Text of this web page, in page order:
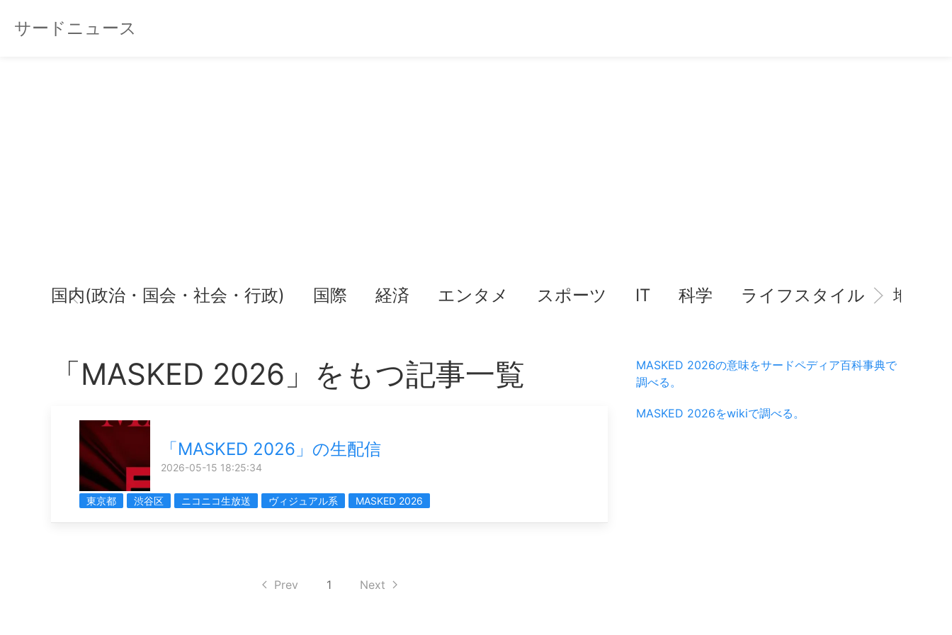
サードニュース
国内(政治・国会・社会・行政) 国際 経済 エンタメ スポーツ IT 科学 ライフスタイル 地域情
「MASKED 2026」をもつ記事一覧
「MASKED 2026」の生配信
2026-05-15 18:25:34
東京都 渋谷区 ニコニコ生放送 ヴィジュアル系 MASKED 2026
Prev 1 Next
MASKED 2026の意味をサードペディア百科事典で
調べる。
MASKED 2026をwikiで調べる。